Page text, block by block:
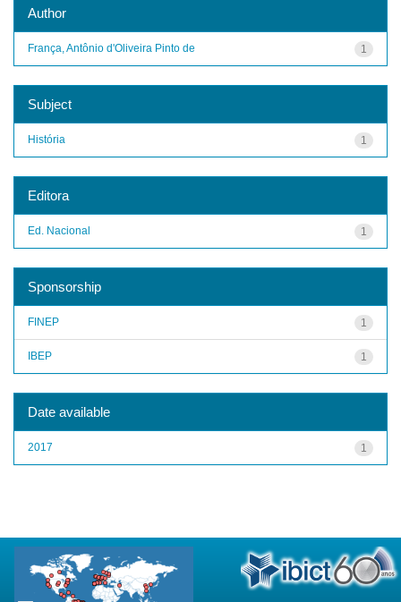
Author
1
França, Antônio d'Oliveira Pinto de
Subject
1
História
Editora
1
Ed. Nacional
Sponsorship
1
FINEP
1
IBEP
Date available
1
2017